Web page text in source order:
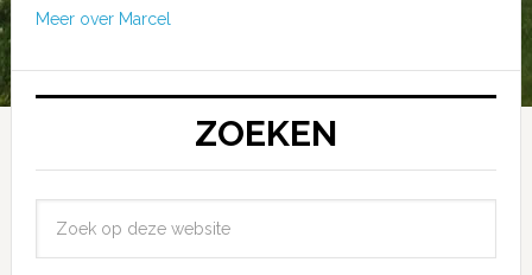
Meer over Marcel
ZOEKEN